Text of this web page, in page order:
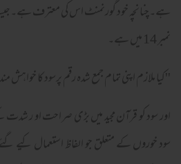
ہے۔چنانچہ خود گورنمنٹ اس کی معترف
نمبر 14 میں ہے۔
''کیا ملازم اپنی تمام جمع شدہ رقم پرسود کا خواہش
اور سود کو قرآن مجید میں بڑی صراحت او ر
سود خوروں کے متعلق جو الفاظ استعمال کیے